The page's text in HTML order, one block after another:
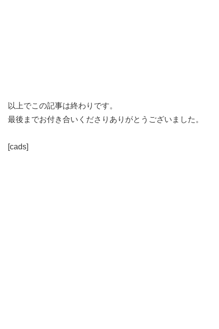
以上でこの記事は終わりです。
最後までお付き合いくださりありがとうございました。
[cads]